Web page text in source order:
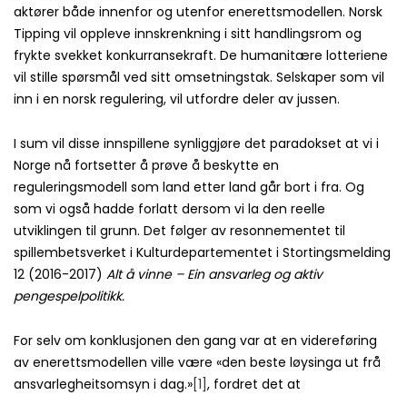
aktører både innenfor og utenfor enerettsmodellen. Norsk
Tipping vil oppleve innskrenkning i sitt handlingsrom og
frykte svekket konkurransekraft. De humanitære lotteriene
vil stille spørsmål ved sitt omsetningstak. Selskaper som vil
inn i en norsk regulering, vil utfordre deler av jussen.
I sum vil disse innspillene synliggjøre det paradokset at vi i
Norge nå fortsetter å prøve å beskytte en
reguleringsmodell som land etter land går bort i fra. Og
som vi også hadde forlatt dersom vi la den reelle
utviklingen til grunn. Det følger av resonnementet til
spillembetsverket i Kulturdepartementet i Stortingsmelding
12 (2016-2017) Alt å vinne – Ein ansvarleg og aktiv
pengespelpolitikk.
For selv om konklusjonen den gang var at en videreføring
av enerettsmodellen ville være «den beste løysinga ut frå
ansvarlegheitsomsyn i dag.»[1], fordret det at